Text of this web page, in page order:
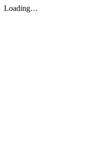
Loading…